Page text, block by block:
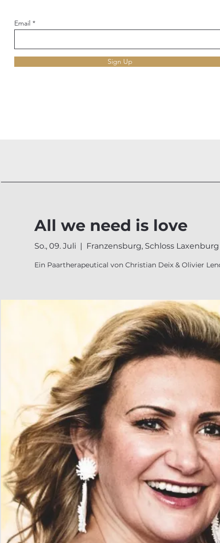
Email
Sign Up
All we need is love
So., 09. Juli
  |
Franzensburg, Schloss Laxenburg
Ein Paartherapeutical von Christian Deix & Olivier